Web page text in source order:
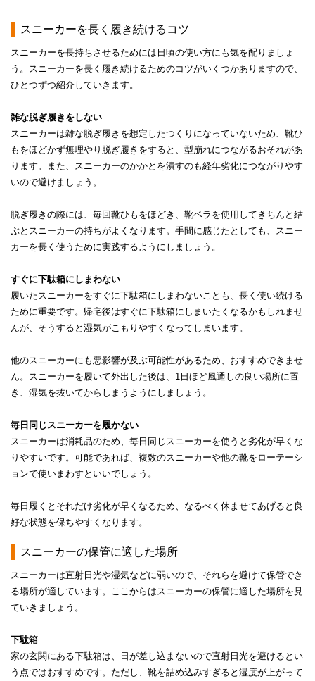
スニーカーを長く履き続けるコツ
スニーカーを長持ちさせるためには日頃の使い方にも気を配りましょ
う。スニーカーを長く履き続けるためのコツがいくつかありますので、
ひとつずつ紹介していきます。
雑な脱ぎ履きをしない
スニーカーは雑な脱ぎ履きを想定したつくりになっていないため、靴ひ
もをほどかず無理やり脱ぎ履きをすると、型崩れにつながるおそれがあ
ります。また、スニーカーのかかとを潰すのも経年劣化につながりやす
いので避けましょう。
脱ぎ履きの際には、毎回靴ひもをほどき、靴ベラを使用してきちんと結
ぶとスニーカーの持ちがよくなります。手間に感じたとしても、スニー
カーを長く使うために実践するようにしましょう。
すぐに下駄箱にしまわない
履いたスニーカーをすぐに下駄箱にしまわないことも、長く使い続ける
ために重要です。帰宅後はすぐに下駄箱にしまいたくなるかもしれませ
んが、そうすると湿気がこもりやすくなってしまいます。
他のスニーカーにも悪影響が及ぶ可能性があるため、おすすめできませ
ん。スニーカーを履いて外出した後は、1日ほど風通しの良い場所に置
き、湿気を抜いてからしまうようにしましょう。
毎日同じスニーカーを履かない
スニーカーは消耗品のため、毎日同じスニーカーを使うと劣化が早くな
りやすいです。可能であれば、複数のスニーカーや他の靴をローテーシ
ョンで使いまわすといいでしょう。
毎日履くとそれだけ劣化が早くなるため、なるべく休ませてあげると良
好な状態を保ちやすくなります。
スニーカーの保管に適した場所
スニーカーは直射日光や湿気などに弱いので、それらを避けて保管でき
る場所が適しています。ここからはスニーカーの保管に適した場所を見
ていきましょう。
下駄箱
家の玄関にある下駄箱は、日が差し込まないので直射日光を避けるとい
う点ではおすすめです。ただし、靴を詰め込みすぎると湿度が上がって